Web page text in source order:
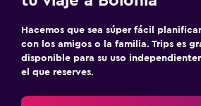
Ideal para familias
Cuidado de niños o guardería
Cuna/cama nido disponibles
Hacemos que sea súper fácil
con los amigos o la familia. Trips es
disponible para su uso
el que reserves.